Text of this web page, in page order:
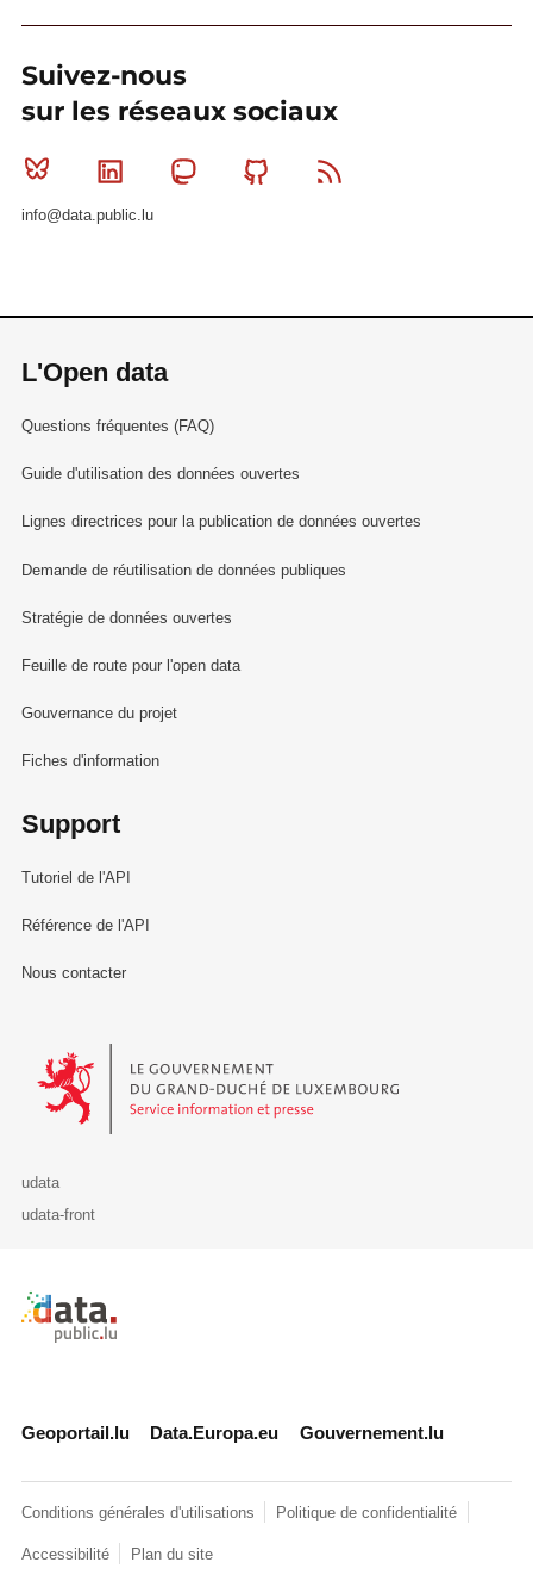
Suivez-nous
sur les réseaux sociaux
Bluesky Linkedin MastodonGithub
info@data.public.lu
L'Open data
Questions fréquentes (FAQ)
Guide d'utilisation des données ouvertes
Lignes directrices pour la publication de données ouvertes
Demande de réutilisation de données publiques
Stratégie de données ouvertes
Feuille de route pour l'open data
Gouvernance du projet
Fiches d'information
Support
Tutoriel de l'API
Référence de l'API
Nous contacter
Le Gouvernement du Grand-Duché de Luxembourg - Service
udata
udata-front
Retour à l'accueil de data.public.lu
Geoportail.lu Data.Europa.eu Gouvernement.lu
Conditions générales d'utilisations Politique de confidentialité
Accessibilité Plan du site